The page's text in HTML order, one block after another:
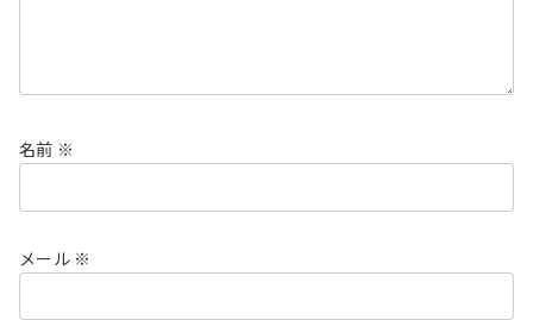
名前 ※
メール ※